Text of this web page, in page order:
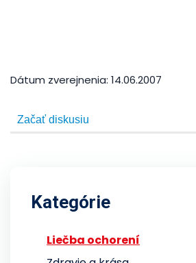
Dátum zverejnenia: 14.06.2007
Kategórie
Liečba ochorení